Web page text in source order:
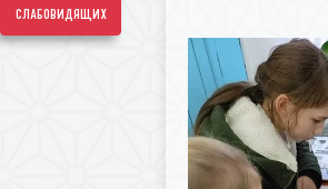
слабовидящих